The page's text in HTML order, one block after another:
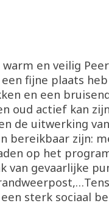
warm en veilig
fijne plaats
en een
oud actief kan
de uitwerking
bereikbaar zijn:
op het
van gevaarlijke
sterk sociaal